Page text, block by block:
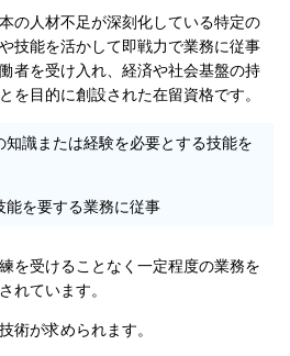
の人材不足が深刻化している特定の
技能を活かして即戦力で業務に従事
者を受け入れ、経済や社会基盤の持
を目的に創設された在留資格です。
識または経験を必要とする技能を
を要する業務に従事
を受けることなく一定程度の業務を
れています。
術が求められます。